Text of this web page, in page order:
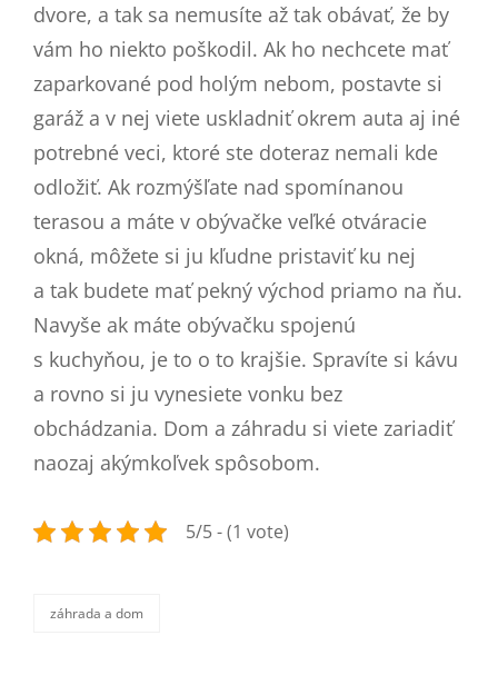
dvore, a tak sa nemusíte až tak obávať, že by
vám ho niekto poškodil. Ak ho nechcete mať
zaparkované pod holým nebom, postavte si
garáž a v nej viete uskladniť okrem auta aj iné
potrebné veci, ktoré ste doteraz nemali kde
odložiť. Ak rozmýšľate nad spomínanou
terasou a máte v obývačke veľké otváracie
okná, môžete si ju kľudne pristaviť ku nej
a tak budete mať pekný východ priamo na ňu.
Navyše ak máte obývačku spojenú
s kuchyňou, je to o to krajšie. Spravíte si kávu
a rovno si ju vynesiete vonku bez
obchádzania. Dom a záhradu si viete zariadiť
naozaj akýmkoľvek spôsobom.
5/5 - (1 vote)
záhrada a dom